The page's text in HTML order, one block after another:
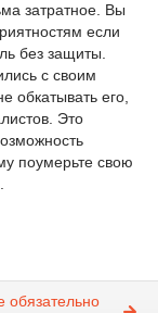
затратное. Вы
если
без защиты.
с своим
обкатывать его,
Это
поумерьте свою
обязательно